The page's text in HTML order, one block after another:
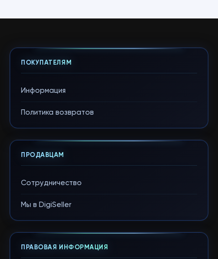
ПОКУПАТЕЛЯМ
Информация
Политика возвратов
ПРОДАВЦАМ
Сотрудничество
Мы в DigiSeller
ПРАВОВАЯ ИНФОРМАЦИЯ